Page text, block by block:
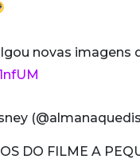
novas imagens
DO FILME A